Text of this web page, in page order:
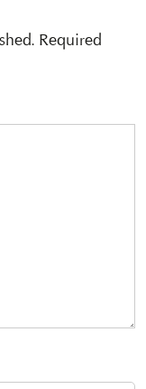
Required